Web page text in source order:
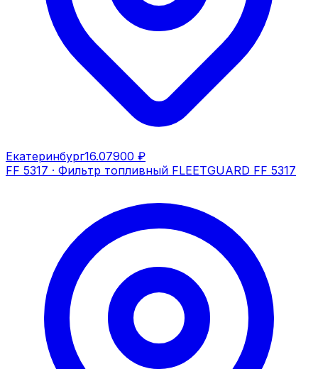
Екатеринбург16.07900 ₽
FF 5317 · Фильтр топливный FLEETGUARD FF 5317